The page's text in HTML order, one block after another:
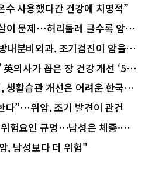
수 사용했다간 건강에 치명적”
이 문제…허리둘레 클수록 암
내분비외과, 조기검진이 암을
의사가 꼽은 장 건강 개선 ‘5가
생활습관 개선은 어려운 한국
다”…위암, 조기 발견이 관건
험요인 규명…남성은 체중·흡
, 남성보다 더 위험"